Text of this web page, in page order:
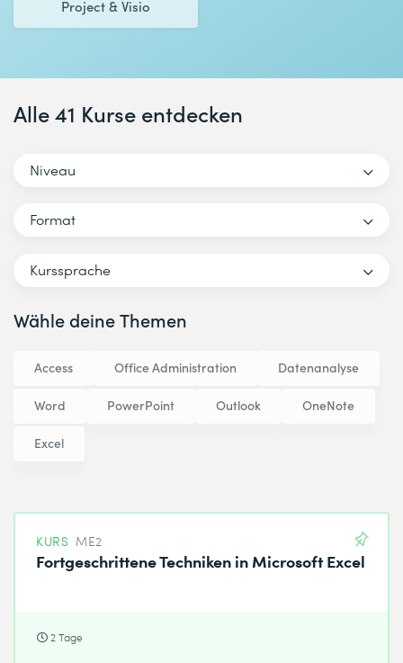
Project & Visio
Alle 41 Kurse entdecken
Niveau
Format
Kurssprache
Wähle deine Themen
Access Office Administration Datenanalyse
Word PowerPoint Outlook OneNote
Excel
KURS ME2
Fortgeschrittene Techniken in Microsoft Excel
2 Tage